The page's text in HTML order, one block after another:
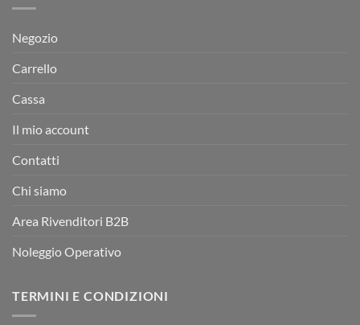
Negozio
Carrello
Cassa
Il mio account
Contatti
Chi siamo
Area Rivenditori B2B
Noleggio Operativo
TERMINI E CONDIZIONI